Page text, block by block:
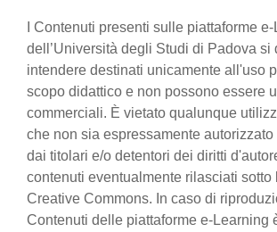
I Contenuti presenti sulle piattaforme
dell’Università degli Studi di Padova si
intendere destinati unicamente all'uso
scopo didattico e non possono essere
commerciali. È vietato qualunque
che non sia espressamente
dai titolari e/o detentori dei diritti
contenuti eventualmente rilasciati sotto
Creative Commons. In caso di
Contenuti delle piattaforme e-Learning